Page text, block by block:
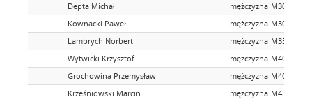
Depta Michał mężczyzna M30
Kownacki Paweł
mężczyzna M30
Lambrych Norbert
mężczyzna M35
Wytwicki Krzysztof
mężczyzna M40
Grochowina Przemysław
mężczyzna M40
Krześniowski Marcin
mężczyzna M45